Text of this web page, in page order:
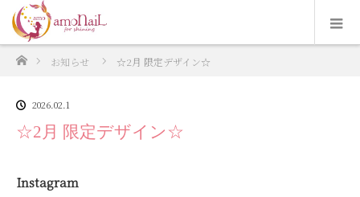
ホームお知らせ ☆2月 限定デザイン☆
2026.02.1
☆2月 限定デザイン☆
Instagram